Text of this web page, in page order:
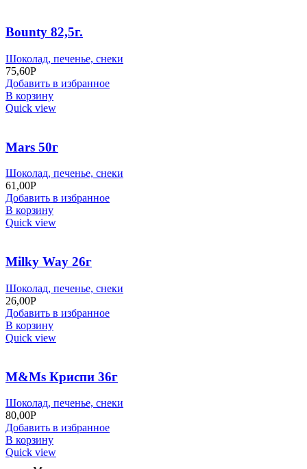
Bоunty 82,5г.
Шоколад, печенье, снеки
75,60Р
Добавить в избранное
В корзину
Quick view
Mars 50г
Шоколад, печенье, снеки
61,00Р
Добавить в избранное
В корзину
Quick view
Milky Way 26г
Шоколад, печенье, снеки
26,00Р
Добавить в избранное
В корзину
Quick view
M&Ms Криспи 36г
Шоколад, печенье, снеки
80,00Р
Добавить в избранное
В корзину
Quick view